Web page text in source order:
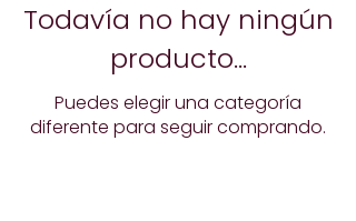
Todavía no hay ningún
producto...
Puedes elegir una categoría
diferente para seguir comprando.